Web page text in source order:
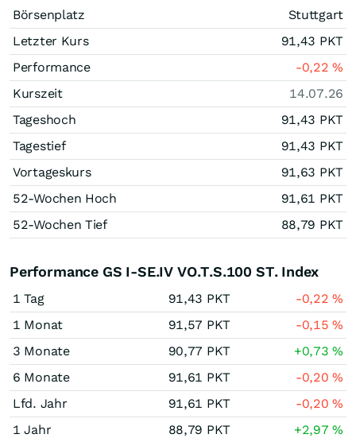
Börsenplatz
Stuttgart
Letzter Kurs
91,43 PKT
Performance
-0,22%
Kurszeit
14.07.26
Tageshoch
91,43 PKT
Tagestief
91,43 PKT
Vortageskurs
91,63 PKT
52-Wochen Hoch
91,61 PKT
52-Wochen Tief
88,79 PKT
Performance GS I-SE.IV VO.T.S.100 ST. Index
1 Tag 91,43 PKT -0,22%
1 Monat
91,57 PKT -0,15%
3 Monate
90,77 PKT +0,73%
6 Monate
91,61 PKT -0,20%
Lfd. Jahr
91,61 PKT -0,20%
1 Jahr
88,79 PKT +2,97%